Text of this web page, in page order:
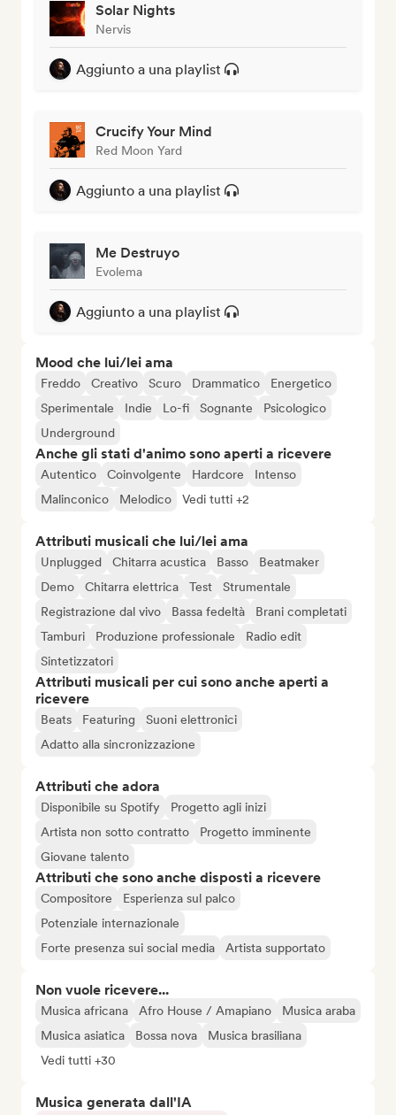
Solar Nights
Nervis
Aggiunto a una playlist
Crucify Your Mind
Red Moon Yard
Aggiunto a una playlist
Me Destruyo
Evolema
Aggiunto a una playlist
Mood che lui/lei ama
Freddo Creativo Scuro Drammatico
Energetico
Sperimentale
Indie Lo-fi Sognante
Psicologico
Underground
Anche gli stati d'animo sono aperti a ricevere
Autentico Coinvolgente Hardcore
Intenso
Malinconico
Melodico Vedi tutti +2
Attributi musicali che lui/lei ama
Unplugged Chitarra acustica Basso
Beatmaker
Demo
Chitarra elettrica Test
Strumentale
Registrazione dal vivo
Bassa fedeltà
Brani completati
Tamburi
Produzione professionale
Radio edit
Sintetizzatori
Attributi musicali per cui sono anche aperti a
ricevere
Beats Featuring
Suoni elettronici
Adatto alla sincronizzazione
Attributi che adora
Disponibile su Spotify
Progetto agli inizi
Artista non sotto contratto
Progetto imminente
Giovane talento
Attributi che sono anche disposti a ricevere
Compositore
Esperienza sul palco
Potenziale internazionale
Forte presenza sui social media
Artista supportato
Non vuole ricevere...
Musica africana Afro House / Amapiano
Musica araba
Musica asiatica
Bossa nova
Musica brasiliana
Vedi tutti +30
Musica generata dall'IA